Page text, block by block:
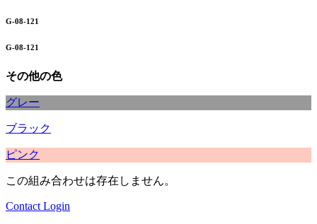
G-08-121
G-08-121
その他の色
グレー
ブラック
ピンク
この組み合わせは存在しません。
Contact Login